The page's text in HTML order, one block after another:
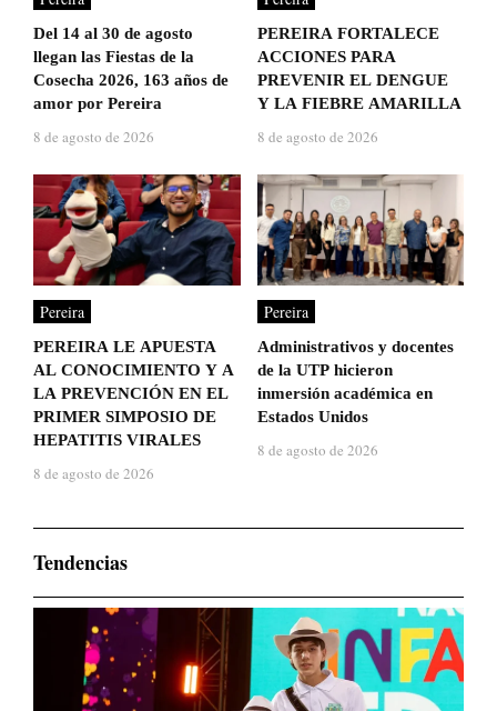
Del 14 al 30 de agosto
llegan las Fiestas de la
Cosecha 2026, 163 años de
amor por Pereira
8 de agosto de 2026
PEREIRA FORTALECE
ACCIONES PARA
PREVENIR EL DENGUE
Y LA FIEBRE AMARILLA
8 de agosto de 2026
Pereira
PEREIRA LE APUESTA
AL CONOCIMIENTO Y A
LA PREVENCIÓN EN EL
PRIMER SIMPOSIO DE
HEPATITIS VIRALES
8 de agosto de 2026
Pereira
Administrativos y docentes
de la UTP hicieron
inmersión académica en
Estados Unidos
8 de agosto de 2026
Tendencias